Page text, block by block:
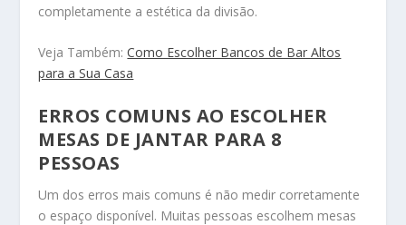
completamente a estética da divisão.
Veja Também:Como Escolher Bancos de Bar Altos
para a Sua Casa
ERROS COMUNS AO ESCOLHER
MESAS DE JANTAR PARA 8
PESSOAS
Um dos erros mais comuns é não medir corretamente
o espaço disponível. Muitas pessoas escolhem mesas